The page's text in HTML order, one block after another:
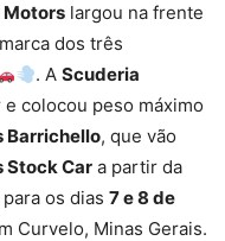
largou na frente
dos três
. AScuderia
colocou peso máximo
Barrichello, que vão
Stock Car a partir da
os dias 7 e 8 de
Curvelo, Minas Gerais.